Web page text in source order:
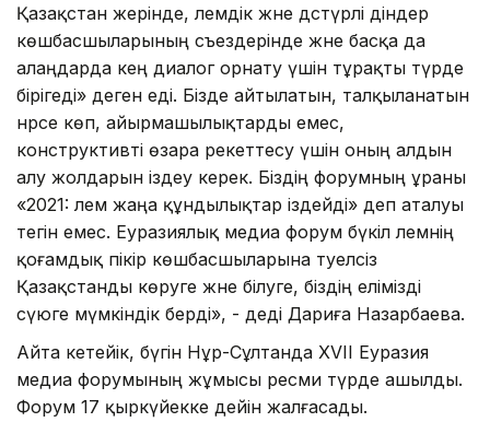
Қазақстан жерінде, әлемдік және дәстүрлі діндер
көшбасшыларының съездерінде және басқа да
алаңдарда кең диалог орнату үшін тұрақты түрде
бірігеді» деген еді. Бізде айтылатын, талқыланатын
нәрсе көп, айырмашылықтарды емес,
конструктивті өзара әрекеттесу үшін оның алдын
алу жолдарын іздеу керек. Біздің форумның ұраны
«2021: әлем жаңа құндылықтар іздейді» деп аталуы
тегін емес. Еуразиялық медиа форум бүкіл әлемнің
қоғамдық пікір көшбасшыларына тәуелсіз
Қазақстанды көруге және білуге, біздің елімізді
сүюге мүмкіндік берді», - деді Дариға Назарбаева.
Айта кетейік, бүгін Нұр-Сұлтанда XVII Еуразия
медиа форумының жұмысы ресми түрде ашылды.
Форум 17 қыркүйекке дейін жалғасады.